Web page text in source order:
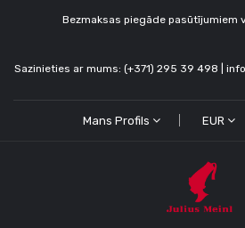
Bezmaksas piegāde pasūtījumiem
Sazinieties ar mums: (+371) 295 39 498 |
Mans Profils EUR